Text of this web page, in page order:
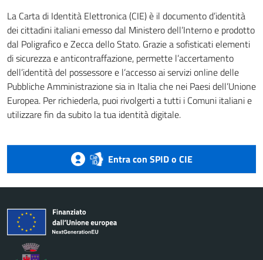
La Carta di Identità Elettronica (CIE) è il documento d’identità
dei cittadini italiani emesso dal Ministero dell’Interno e prodotto
dal Poligrafico e Zecca dello Stato. Grazie a sofisticati elementi
di sicurezza e anticontraffazione, permette l’accertamento
dell’identità del possessore e l’accesso ai servizi online delle
Pubbliche Amministrazione sia in Italia che nei Paesi dell’Unione
Europea. Per richiederla, puoi rivolgerti a tutti i Comuni italiani e
utilizzare fin da subito la tua identità digitale.
Entra con SPID o CIE